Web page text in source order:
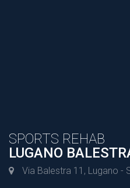
SPORTS REHAB
LUGANO
Via Balestra 11, Lugano -